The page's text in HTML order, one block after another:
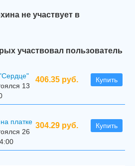
не участвует в
участвовал пользователь
406.35 руб. Купить
13
304.29 руб. Купить
платке
26